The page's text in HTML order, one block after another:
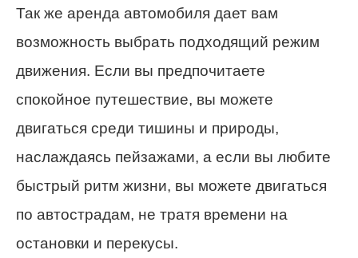
Так же аренда автомобиля дает вам
возможность выбрать подходящий режим
движения. Если вы предпочитаете
спокойное путешествие, вы можете
двигаться среди тишины и природы,
наслаждаясь пейзажами, а если вы любите
быстрый ритм жизни, вы можете двигаться
по автострадам, не тратя времени на
остановки и перекусы.